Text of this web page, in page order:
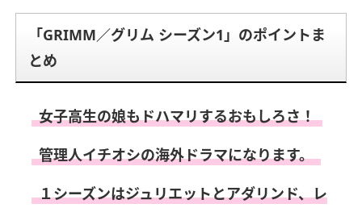
「GRIMM／グリム シーズン1」のポイントま
とめ
女子高生の娘もドハマリするおもしろさ！
管理人イチオシの海外ドラマになります。
１シーズンはジュリエットとアダリンド、レ